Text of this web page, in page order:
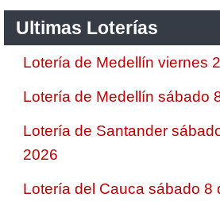
Ultimas Loterías
Lotería de Medellín viernes
Lotería de Medellín sábado
Lotería de Santander
2026
Lotería del Cauca sábado 8